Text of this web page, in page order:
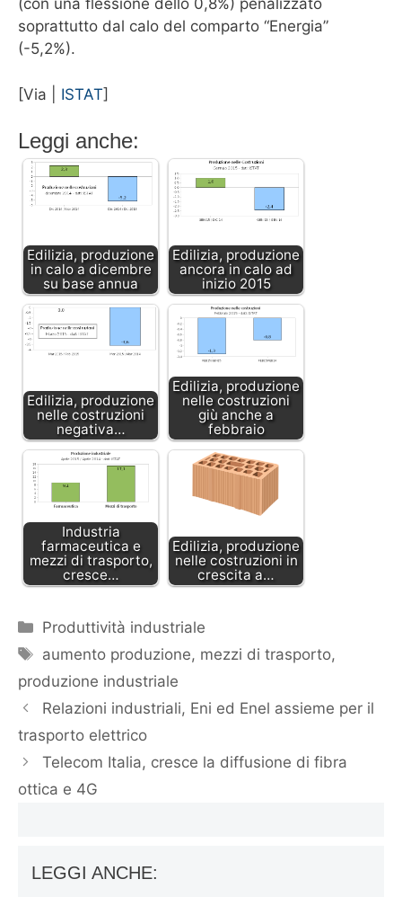
(con una flessione dello 0,8%) penalizzato
soprattutto dal calo del comparto “Energia”
(-5,2%).
[Via | ISTAT]
Leggi anche:
Edilizia, produzione
in calo a dicembre
su base annua
Edilizia, produzione
ancora in calo ad
inizio 2015
Edilizia, produzione
nelle costruzioni
negativa…
Edilizia, produzione
nelle costruzioni
giù anche a
febbraio
Industria
farmaceutica e
mezzi di trasporto,
cresce…
Edilizia, produzione
nelle costruzioni in
crescita a…
Categorie
Produttività industriale
Tag
aumento produzione, mezzi di trasporto,
produzione industriale
Relazioni industriali, Eni ed Enel assieme per il
trasporto elettrico
Telecom Italia, cresce la diffusione di fibra
ottica e 4G
LEGGI ANCHE: